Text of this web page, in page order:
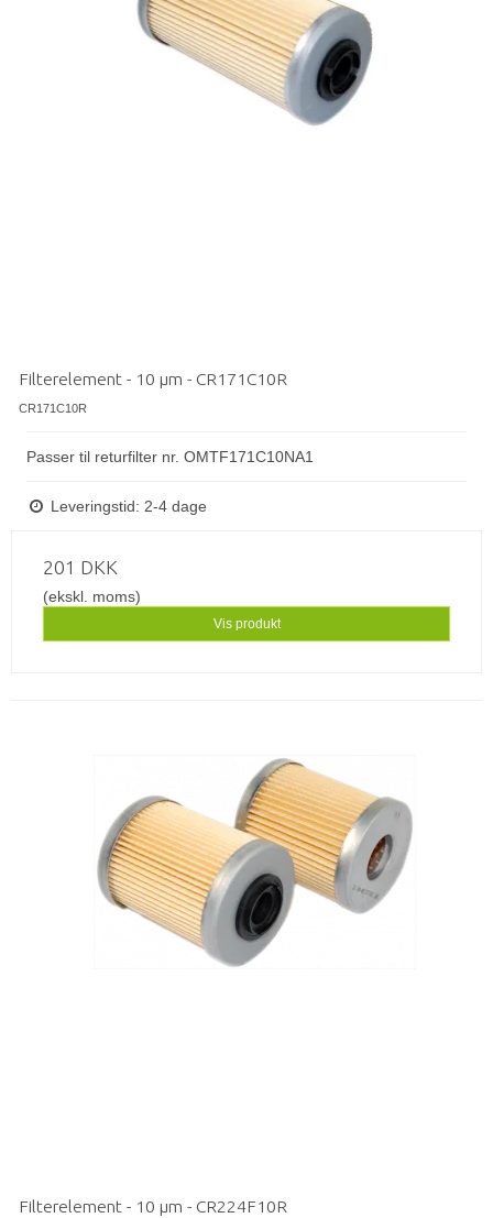
Filterelement - 10 µm - CR171C10R
CR171C10R
Passer til returfilter nr. OMTF171C10NA1
Leveringstid: 2-4 dage
201 DKK
(ekskl. moms)
Vis produkt
Filterelement - 10 µm - CR224F10R